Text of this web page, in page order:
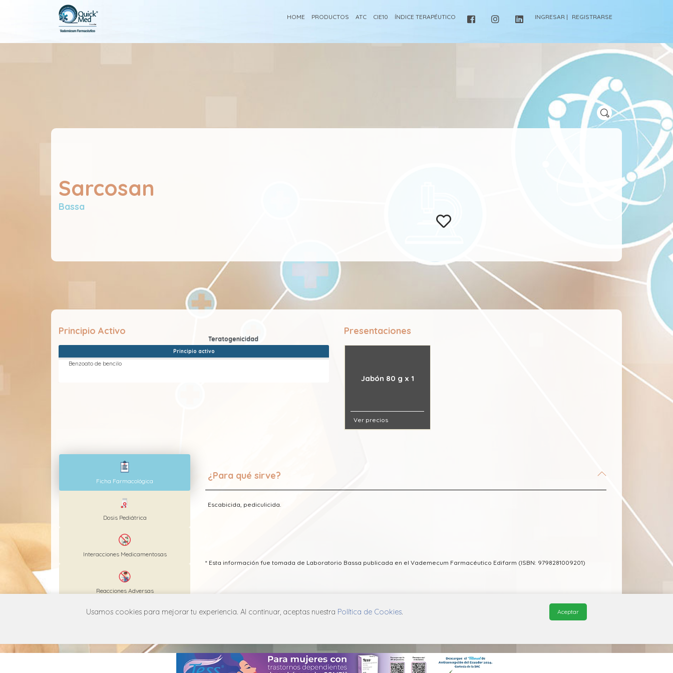
HOME PRODUCTOS ATC CIE10 ÍNDICE TERAPÉUTICO INGRESAR | REGISTRARSE
Sarcosan
Bassa
Principio Activo
Principio activo
Benzoato de bencilo
Presentaciones
Jabón 80 g x 1
Ver precios
Ficha Farmacológica
Dosis Pediátrica
Interacciones Medicamentosas
Reacciones Adversas
¿Para qué sirve?
Escabicida, pediculicida.
* Esta información fue tomada de Laboratorio Bassa publicada en el Vademecum Farmacéutico Edifarm (ISBN: 9798281009201)
MANUAL DE USUARIO POLÍTICA DE PRIVACIDAD POLÍTICA DE COOKIES © 2026, QuickMed de
Usamos cookies para mejorar tu experiencia. Al continuar, aceptas nuestra Política de Cookies. Aceptar